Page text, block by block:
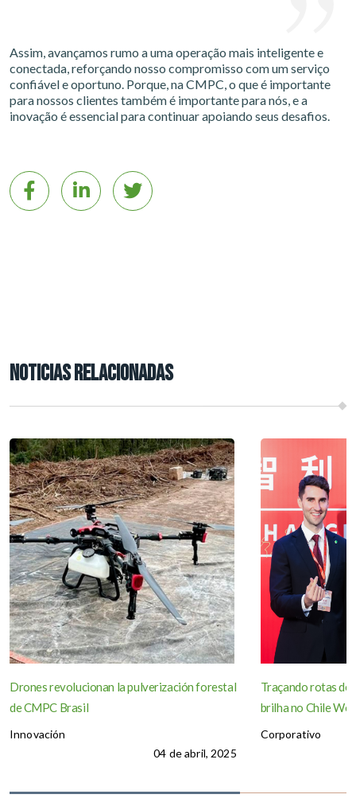
Assim, avançamos rumo a uma operação mais inteligente e
conectada, reforçando nosso compromisso com um serviço
confiável e oportuno. Porque, na CMPC, o que é importante
para nossos clientes também é importante para nós, e a
inovação é essencial para continuar apoiando seus desafios.
NOTICIAS RELACIONADAS
Drones revolucionan la pulverización forestal
de CMPC Brasil
Innovación
04 de abril, 2025
Traçando rotas
brilha no Chile
Corporativo